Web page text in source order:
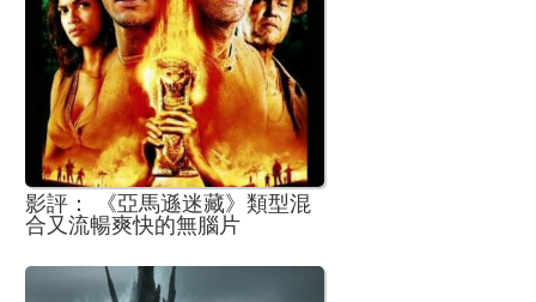
影評： 《亞馬遜迷藏》類型混
合又流暢爽快的無腦片